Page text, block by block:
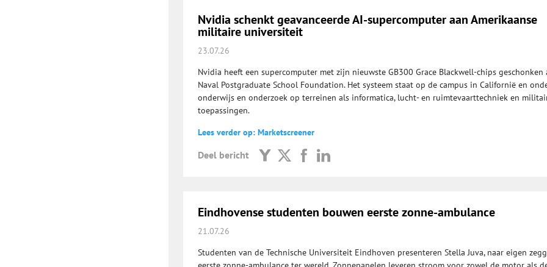
Nvidia schenkt geavanceerde AI-supercomputer aan Amerikaanse
militaire universiteit
23.07.26
Nvidia heeft een supercomputer met zijn nieuwste GB300 Grace Blackwell-chips geschonken
Naval Postgraduate School Foundation. Het systeem staat op de campus in Californië en
onderwijs en onderzoek op terreinen als informatica, lucht- en ruimtevaarttechniek en
toepassingen.
Lees verder op: Marketscreener
Deel bericht
Eindhovense studenten bouwen eerste zonne-ambulance
21.07.26
Studenten van de Technische Universiteit Eindhoven presenteren Stella Juva, naar eigen